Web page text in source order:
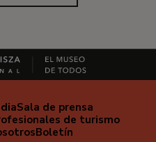
Sala de prensa
de turismo
Boletín